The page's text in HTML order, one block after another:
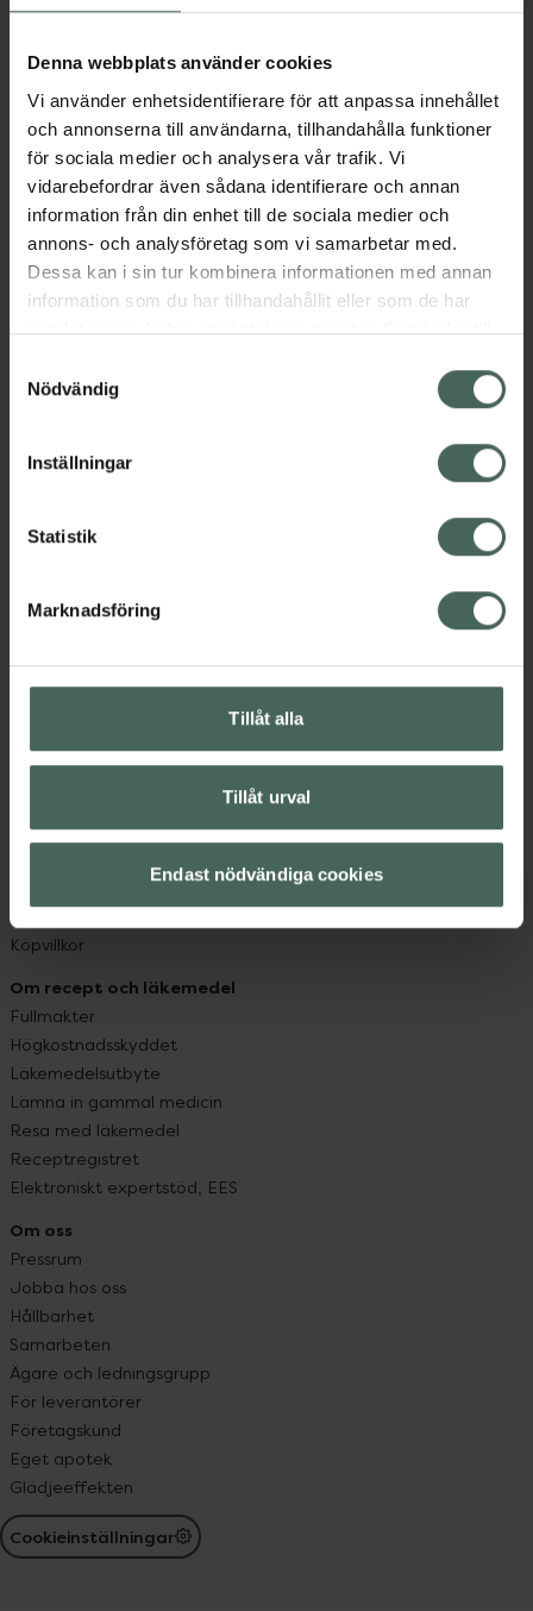
Denna webbplats använder cookies
Vi använder enhetsidentifierare för att anpassa innehållet
och annonserna till användarna, tillhandahålla funktioner
för sociala medier och analysera vår trafik. Vi
vidarebefordrar även sådana identifierare och annan
information från din enhet till de sociala medier och
annons- och analysföretag som vi samarbetar med.
Dessa kan i sin tur kombinera informationen med annan
information som du har tillhandahållit eller som de har
samlat in när du har använt deras tjänster. Samtycke till
återkalla ditt samtycke via webbplatsens
cookieinställningar. Ett återkallat samtycke påverkar inte
lagligheten av behandling som skett innan återkallelsen.
Nödvändig
Inställningar
Statistik
Marknadsföring
Tillåt alla
Tillåt urval
Endast nödvändiga cookies
Aktuella erbjudanden
Beskrivning Dölj
EAN:04030539227049
syd till Lappland i norr, och online i mobilen och på
hjälpa just dig att må lite bättre. Välkommen att prata
med oss.
Kundservice
Hitta apotek
Leverans, betalning och retur
Sajtens tillgänglighet
App
Köpvillkor
Om recept och läkemedel
Fullmakter
Högkostnadsskyddet
Läkemedelsutbyte
Lämna in gammal medicin
Resa med läkemedel
Receptregistret
Elektroniskt expertstöd, EES
Om oss
Pressrum
Jobba hos oss
Hållbarhet
Samarbeten
Ägare och ledningsgrupp
För leverantörer
Företagskund
Eget apotek
Glädjeeffekten
Cookieinställningar